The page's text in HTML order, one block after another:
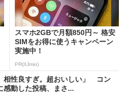
スマホ2GBで月額850円～ 格安
SIMをお得に使うキャンペーン
実施中！
PR(IIJmio)
相性良すぎ。超おいしい」 コン
感動した投稿、まさ...